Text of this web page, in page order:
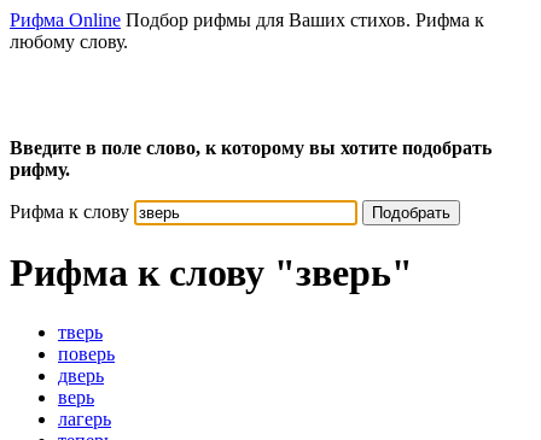
Рифма Online Подбор рифмы для Ваших стихов. Рифма к
любому слову.
Введите в поле слово, к которому вы хотите подобрать
рифму.
Рифма к слову Подобрать
Рифма к слову "зверь"
тверь
поверь
дверь
верь
лагерь